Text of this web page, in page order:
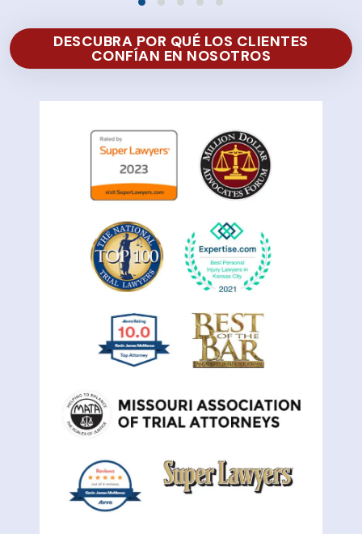
DESCUBRA POR QUÉ LOS CLIENTES
CONFÍAN EN NOSOTROS